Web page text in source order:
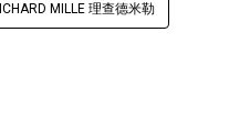
MILLE 理查德米勒